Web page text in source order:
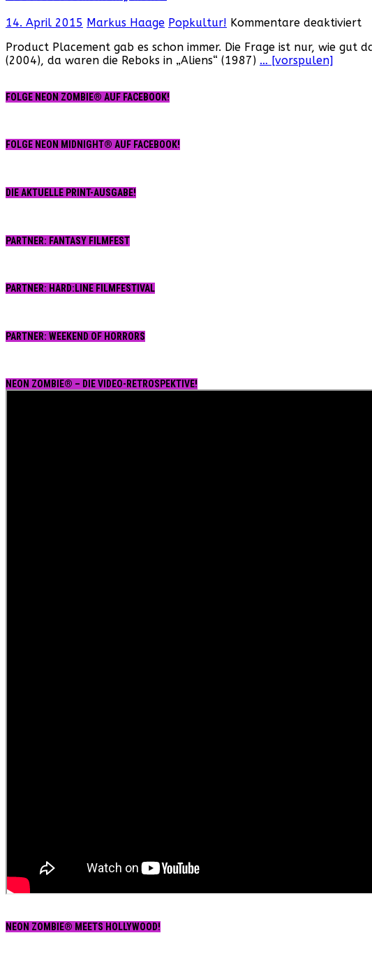
14. April 2015 Markus Haage Popkultur! Kommentare deaktiviertfür
Product Placement gab es schon immer. Die Frage ist nur, wie gut
(2004), da waren die Reboks in „Aliens“ (1987) … [vorspulen]
FOLGE NEON ZOMBIE® AUF FACEBOOK!
FOLGE NEON MIDNIGHT® AUF FACEBOOK!
DIE AKTUELLE PRINT-AUSGABE!
PARTNER: FANTASY FILMFEST
PARTNER: HARD:LINE FILMFESTIVAL
PARTNER: WEEKEND OF HORRORS
NEON ZOMBIE® – DIE VIDEO-RETROSPEKTIVE!
NEON ZOMBIE® MEETS HOLLYWOOD!